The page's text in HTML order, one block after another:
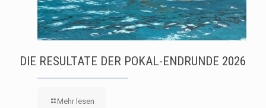
DIE RESULTATE DER POKAL-ENDRUNDE 2026
Mehr lesen